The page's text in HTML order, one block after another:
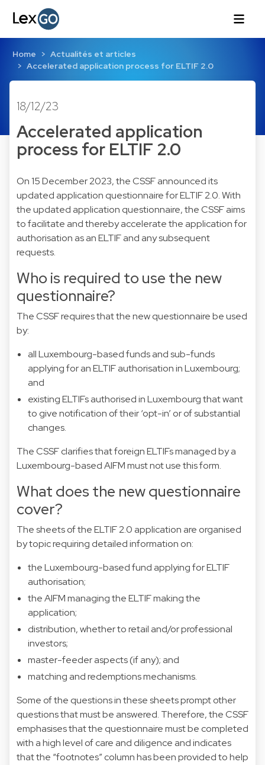
Home
Actualités et articles
Accelerated application process for ELTIF 2.0
18/12/23
Accelerated application
process for ELTIF 2.0
On 15 December 2023, the CSSF announced its
updated application questionnaire for ELTIF 2.0. With
the updated application questionnaire, the CSSF aims
to facilitate and thereby accelerate the application for
authorisation as an ELTIF and any subsequent
requests.
Who is required to use the new
questionnaire?
The CSSF requires that the new questionnaire be used
by:
all Luxembourg-based funds and sub-funds
applying for an ELTIF authorisation in Luxembourg;
and
existing ELTIFs authorised in Luxembourg that want
to give notification of their ‘opt-in’ or of substantial
changes.
The CSSF clarifies that foreign ELTIFs managed by a
Luxembourg-based AIFM must not use this form.
What does the new questionnaire
cover?
The sheets of the ELTIF 2.0 application are organised
by topic requiring detailed information on:
the Luxembourg-based fund applying for ELTIF
authorisation;
the AIFM managing the ELTIF making the
application;
distribution, whether to retail and/or professional
investors;
master-feeder aspects (if any); and
matching and redemptions mechanisms.
Some of the questions in these sheets prompt other
questions that must be answered. Therefore, the CSSF
emphasises that the questionnaire must be completed
with a high level of care and diligence and indicates
that the “footnotes” column has been provided to help